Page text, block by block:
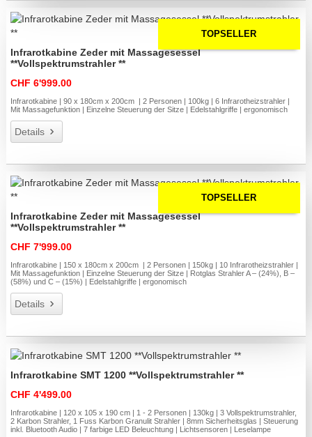
TOPSELLER
Infrarotkabine Zeder mit Massagesessel
**Vollspektrumstrahler **
CHF 6'999.00
Infrarotkabine | 90 x 180cm x 200cm | 2 Personen | 100kg | 6 Infrarotheizstrahler |
Mit Massagefunktion | Einzelne Steuerung der Sitze | Edelstahlgriffe | ergonomisch
Details
TOPSELLER
Infrarotkabine Zeder mit Massagesessel
**Vollspektrumstrahler **
CHF 7'999.00
Infrarotkabine | 150 x 180cm x 200cm | 2 Personen | 150kg | 10 Infrarotheizstrahler |
Mit Massagefunktion | Einzelne Steuerung der Sitze | Rotglas Strahler A – (24%), B –
(58%) und C – (15%) | Edelstahlgriffe | ergonomisch
Details
Infrarotkabine SMT 1200 **Vollspektrumstrahler **
CHF 4'499.00
Infrarotkabine | 120 x 105 x 190 cm | 1 - 2 Personen | 130kg | 3 Vollspektrumstrahler,
2 Karbon Strahler, 1 Fuss Karbon Granulit Strahler | 8mm Sicherheitsglas | Steuerung
inkl. Bluetooth Audio | 7 farbige LED Beleuchtung | Lichtsensoren | Leselampe